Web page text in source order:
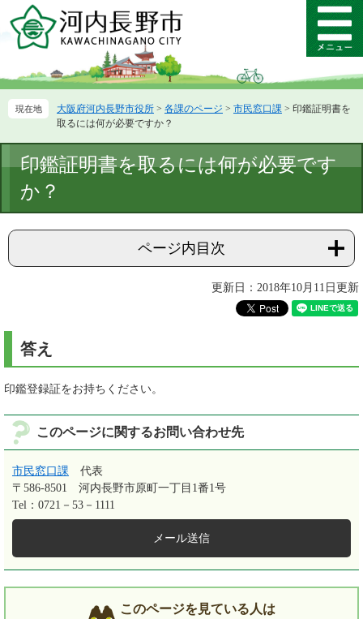
ー
先
ニ
を
て
メ
ニ
ー
大阪府河内長野市役所 > 各課のページ > 市民窓口課 > 印鑑証明書を
取るには何が必要ですか？
文
印鑑証明書を取るには何が必要です
か？
ページ内目次
更新日：2018年10月11日更新
答え
印鑑登録証をお持ちください。
このページに関するお問い合わせ先
市民窓口課
代表
〒586-8501
河内長野市原町一丁目1番1号
Tel：0721－53－1111
メール送信
このページを見ている人は